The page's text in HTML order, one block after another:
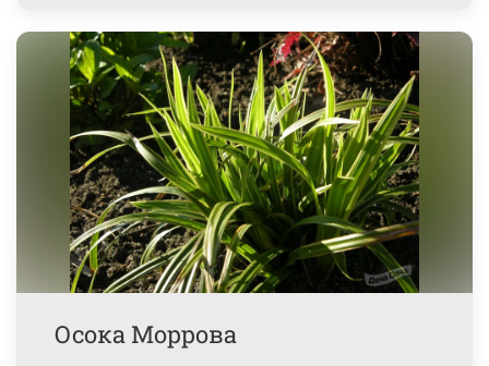
Осока Моррова